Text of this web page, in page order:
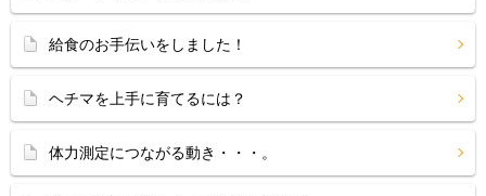
給食のお手伝いをしました！
ヘチマを上手に育てるには？
体力測定につながる動き・・・。